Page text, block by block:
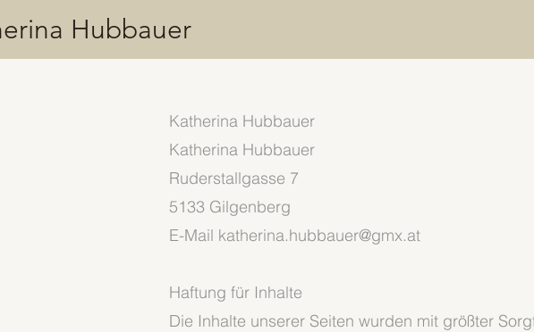
Hubbauer
Katherina Hubbauer
Katherina Hubbauer
Ruderstallgasse 7
5133 Gilgenberg
E-Mail katherina.hubbauer@gmx.at
Haftung für Inhalte
Die Inhalte unserer Seiten wurden mit größter